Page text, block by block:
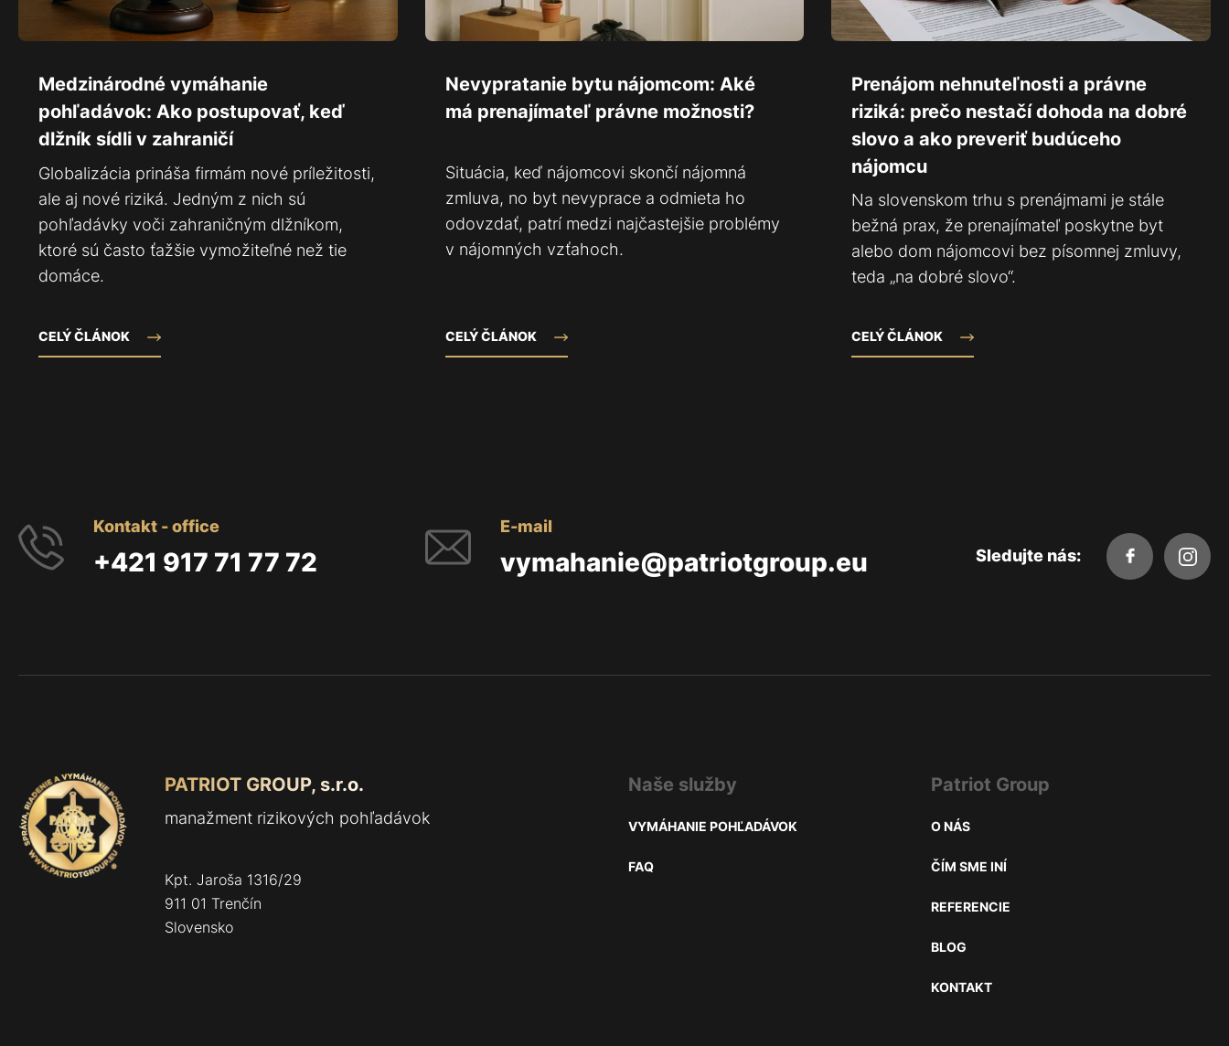
Medzinárodné vymáhanie
pohľadávok: Ako postupovať, keď
dlžník sídli v zahraničí
Globalizácia prináša firmám nové príležitosti,
ale aj nové riziká. Jedným z nich sú
pohľadávky voči zahraničným dlžníkom,
ktoré sú často ťažšie vymožiteľné než tie
domáce.
CELÝ ČLÁNOK
Nevypratanie bytu nájomcom: Aké
má prenajímateľ právne možnosti?
Situácia, keď nájomcovi skončí nájomná
zmluva, no byt nevyprace a odmieta ho
odovzdať, patrí medzi najčastejšie problémy
v nájomných vzťahoch.
CELÝ ČLÁNOK
Prenájom nehnuteľnosti a právne
riziká: prečo nestačí dohoda na dobré
slovo a ako preveriť budúceho
nájomcu
Na slovenskom trhu s prenájmami je stále
bežná prax, že prenajímateľ poskytne byt
alebo dom nájomcovi bez písomnej zmluvy,
teda „na dobré slovo“.
CELÝ ČLÁNOK
Kontakt - office
+421 917 71 77 72
E-mail
vymahanie@patriotgroup.eu Sledujte nás:
PATRIOT GROUP, s.r.o.
manažment rizikových pohľadávok
Kpt. Jaroša 1316/29
911 01 Trenčín
Slovensko
Naše služby
VYMÁHANIE POHĽADÁVOK
FAQ
Patriot Group
O NÁS
ČÍM SME INÍ
REFERENCIE
BLOG
KONTAKT